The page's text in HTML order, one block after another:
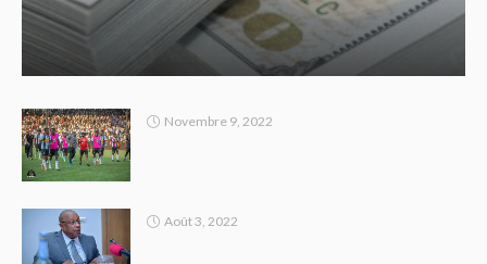
Novembre 9, 2022
Août 3, 2022